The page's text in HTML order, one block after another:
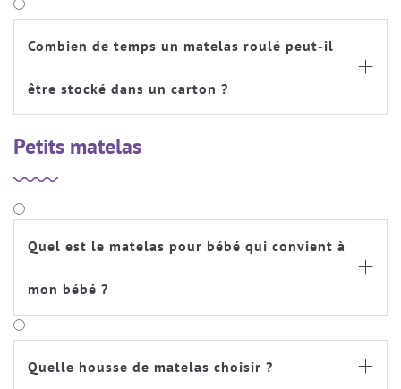
Combien de temps un matelas roulé peut-il
être stocké dans un carton ?

Petits matelas
Quel est le matelas pour bébé qui convient à
mon bébé ?

Quelle housse de matelas choisir ? 